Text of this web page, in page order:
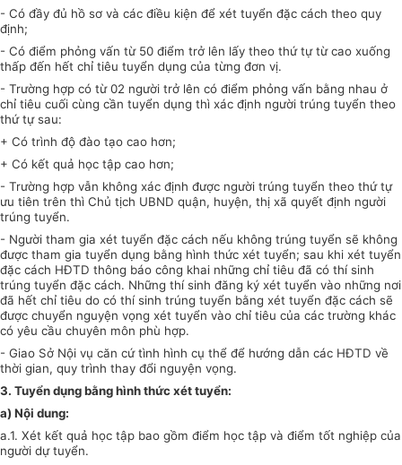
- Có đầy đủ hồ sơ và các điều kiện để xét tuyển đặc cách theo quy
định;
- Có điểm phỏng vấn từ 50 điểm trở lên lấy theo thứ tự từcao xuống
thấp đến hết chỉ tiêu tuyển dụng của từng đơn vị.
- Trường hợp có từ 02 người trở lên có điểm phỏng vấn bằng nhau ở
chỉ tiêu cuối cùng cần tuyển dụng thì xác định người trúng tuyển theo
thứ tự sau:
+ Có trình độ đào tạo cao hơn;
+ Có kết quả học tập cao hơn;
- Trường hợp vẫn không xác định được người trúng tuyển theo thứ tự
ưu tiên trên thì Chủ tịch UBND quận, huyện, thị xã quyết định người
trúng tuyển.
- Người tham gia xét tuyển đặc cách nếu không trúng tuyển sẽ không
được tham gia tuyển dụng bằng hình thức xét tuyển; sau khi xét tuyển
đặc cách HĐTD thông báo công khai những chỉ tiêu đã có thí sinh
trúng tuyển đặc cách. Những thí sinh đăng ký xét tuyển vào những nơi
đã hết chỉ tiêu do có thí sinh trúng tuyển bằng xét tuyển đặc cách sẽ
được chuyển nguyện vọng xét tuyển vào chỉ tiêu của các trường khác
có yêu cầu chuyên môn phù hợp.
- Giao Sở Nội vụ căn cứ tình hình cụ thể để hướng dẫn các HĐTD về
thời gian, quy trình thay đổi nguyện vọng.
3. Tuyển dụng bằng hình thức xét tuyển:
a)Nội dung:
a.1. Xét kết quả học tập bao gồm điểm học tập và điểm tốt nghiệp của
người dự tuyển.